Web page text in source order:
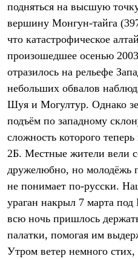
Женская одежда
Утепленная пухом
Жилеты
Утепленная синтетикой
Куртки
Брюки
Штормовая одежда
Софтшелл одежда
Куртки
Брюки
Рубашки
Футболки
Брюки
Термобелье
Среднее термобелье
Легкое термобелье
подняться на высшую
вершину Монгун-тайга
что катастрофическое
произошедшее осенью
отразилось на рельефе
небольших обвалов
Шуя и Могултур. Однако
подъём по западному
сложность которого
2Б. Местные жители вели
дружелюбно, но молодёжь
не понимает по-русски.
ураган накрыл 7 марта
всю ночь пришлось
палатки, помогая им
Утром ветер немного